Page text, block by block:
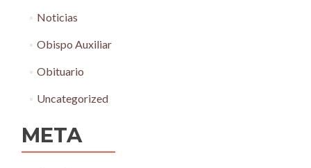
Noticias
Obispo Auxiliar
Obituario
Uncategorized
META